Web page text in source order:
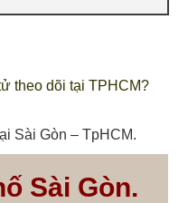
theo dõi tại TPHCM?
Sài Gòn – TpHCM.
Sài Gòn.